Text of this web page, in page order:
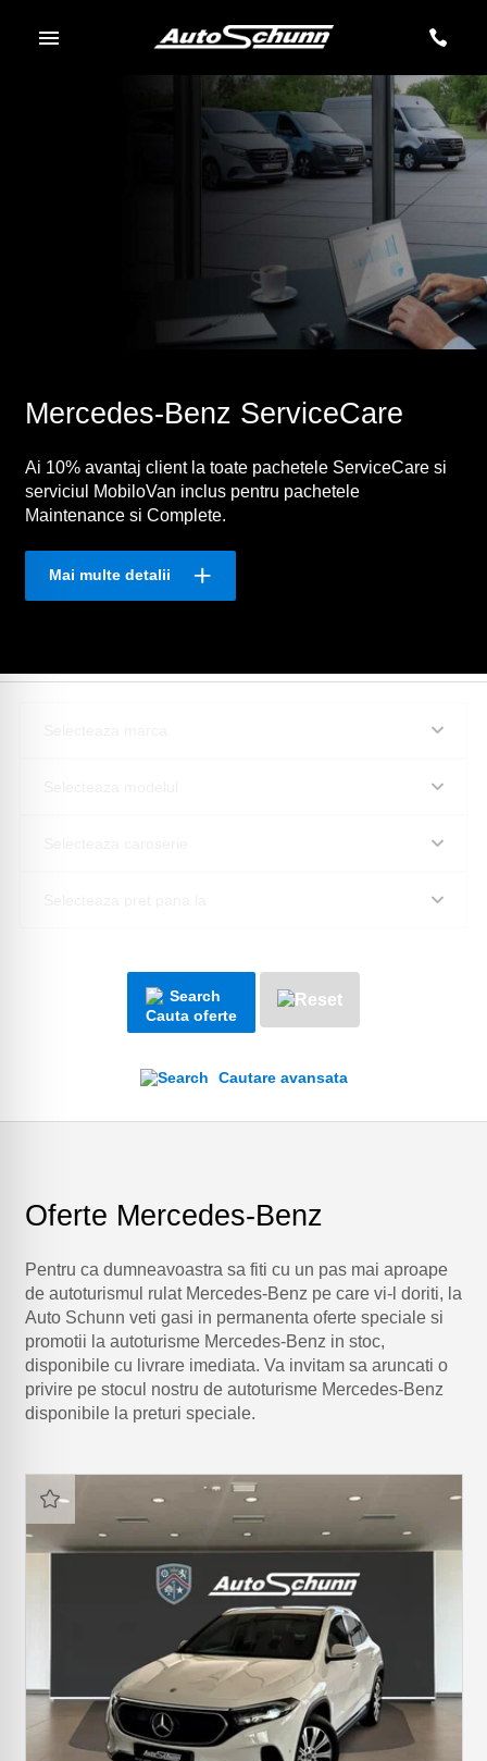
Mercedes-Benz ServiceCare
Ai 10% avantaj client la toate pachetele ServiceCare si
serviciul MobiloVan inclus pentru pachetele
Maintenance si Complete.
Mai multe detalii
Cauta oferte
Cautare avansata
Oferte Mercedes-Benz
Pentru ca dumneavoastra sa fiti cu un pas mai aproape
de autoturismul rulat Mercedes-Benz pe care vi-l doriti, la
Auto Schunn veti gasi in permanenta oferte speciale si
promotii la autoturisme Mercedes-Benz in stoc,
disponibile cu livrare imediata. Va invitam sa aruncati o
privire pe stocul nostru de autoturisme Mercedes-Benz
disponibile la preturi speciale.